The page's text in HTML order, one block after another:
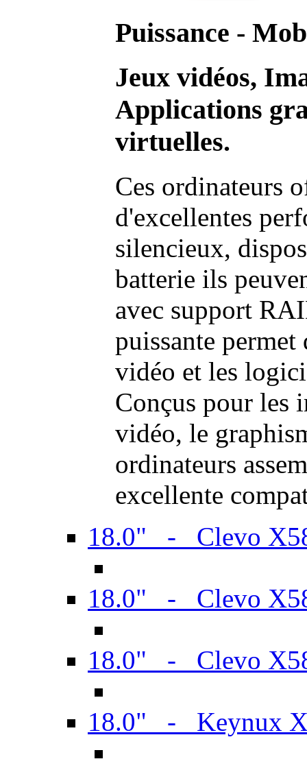
Puissance -
Jeux vidéos,
Applications
virtuelles.
Ces ordinateurs
d'excellentes
silencieux,
batterie ils
avec support
puissante permet
vidéo et les
Conçus pour les
vidéo, le
ordinateurs
excellente
18.0" - Clevo
18.0" - Clevo
18.0" - Clevo
18.0" - Keynux